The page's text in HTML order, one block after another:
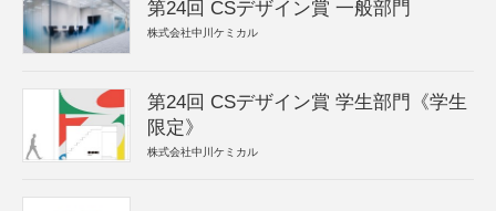
第24回 CSデザイン賞 一般部門
株式会社中川ケミカル
第24回 CSデザイン賞 学生部門《学生
限定》
株式会社中川ケミカル